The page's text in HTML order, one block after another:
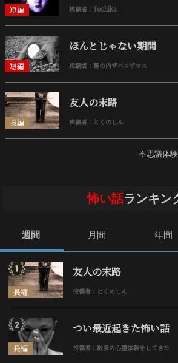
短編 投稿者：Tochika
短編
ほんとじゃない期間
投稿者：幕の内ザバスザマス
長編
友人の末路
投稿者：とくのしん
不思議体
怖い話ランキン
週間 月間 年間
長編
友人の末路
投稿者：とくのしん
長編
つい最近起きた怖い話
投稿者：数多の心霊体験をしてきた